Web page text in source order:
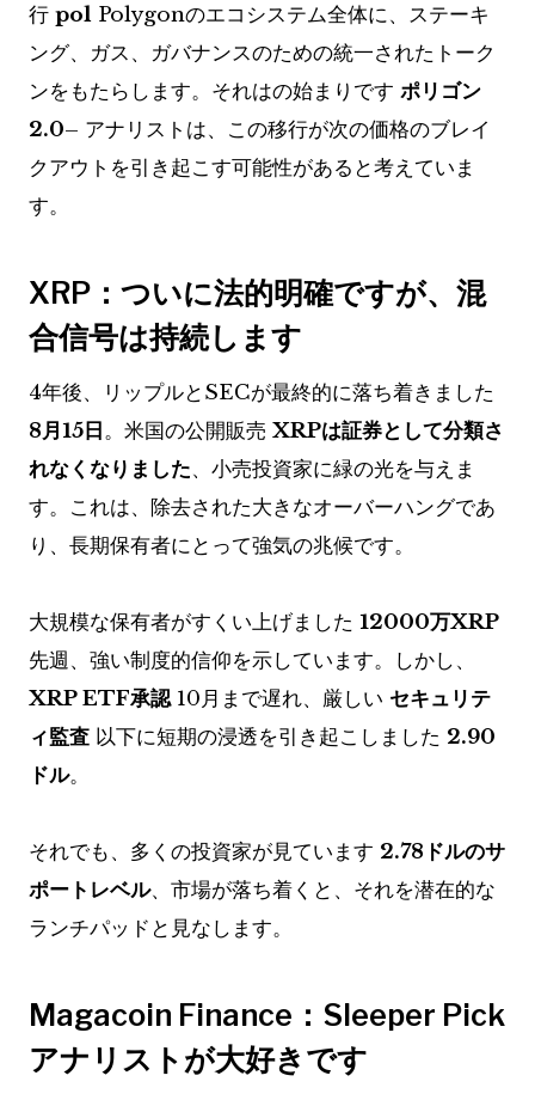
行 pol Polygonのエコシステム全体に、ステーキ
ング、ガス、ガバナンスのための統一されたトーク
ンをもたらします。それはの始まりです ポリゴン
2.0– アナリストは、この移行が次の価格のブレイ
クアウトを引き起こす可能性があると考えていま
す。
XRP：ついに法的明確ですが、混
合信号は持続します
4年後、リップルとSECが最終的に落ち着きました
8月15日 。米国の公開販売 XRPは証券として分類さ
れなくなりました、小売投資家に緑の光を与えま
す。これは、除去された大きなオーバーハングであ
り、長期保有者にとって強気の兆候です。
大規模な保有者がすくい上げました 12000万XRP
先週、強い制度的信仰を示しています。しかし、
XRP ETF承認10月まで遅れ、厳しい セキュリテ
ィ監査 以下に短期の浸透を引き起こしました 2.90
ドル。
それでも、多くの投資家が見ています 2.78ドルのサ
ポートレベル、市場が落ち着くと、それを潜在的な
ランチパッドと見なします。
Magacoin Finance：Sleeper Pick
アナリストが大好きです